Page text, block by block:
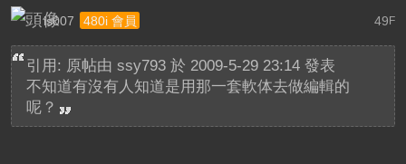
49F
is007 480i 會員
引用: 原帖由 ssy793於 2009-5-29 23:14 發表
不知道有沒有人知道是用那一套軟体去做編輯的
呢？